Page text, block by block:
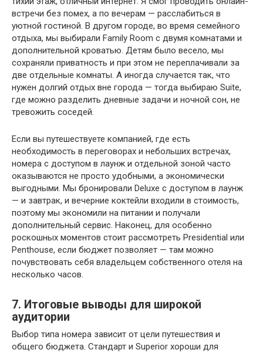
встречи без помех, а по вечерам — расслабиться в
уютной гостиной. В другом городе, во время семейного
отдыха, мы выбирали Family Room с двумя комнатами и
дополнительной кроватью. Детям было весело, мы
сохраняли приватность и при этом не переплачивали за
две отдельные комнаты. А иногда случается так, что
нужен долгий отдых вне города — тогда выбираю Suite,
где можно разделить дневные задачи и ночной сон, не
тревожить соседей.
Если вы путешествуете компанией, где есть
необходимость в переговорах и небольших встречах,
номера с доступом в лаунж и отдельной зоной часто
оказываются не просто удобными, а экономически
выгодными. Мы бронировали Deluxe с доступом в лаунж
— и завтрак, и вечерние коктейли входили в стоимость,
поэтому мы экономили на питании и получали
дополнительный сервис. Наконец, для особенно
роскошных моментов стоит рассмотреть Presidential или
Penthouse, если бюджет позволяет — там можно
почувствовать себя владельцем собственного отеля на
несколько часов.
7. Итоговые выводы для широкой
аудитории
Выбор типа номера зависит от цели путешествия и
общего бюджета. Стандарт и Superior хороши для